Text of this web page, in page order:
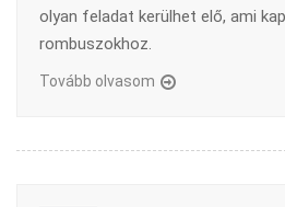
olyan feladat kerülhet elő, ami
rombuszokhoz.
Tovább olvasom